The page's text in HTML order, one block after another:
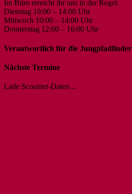
Im Büro erreicht ihr uns in der Regel:
Dienstag 10:00 – 14:00 Uhr
Mittwoch 10:00 – 14:00 Uhr
Donnerstag 12:00 – 16:00 Uhr
Verantwortlich für die Jungpfadfinder
Nächste Termine
Lade Scoutnet-Daten ...